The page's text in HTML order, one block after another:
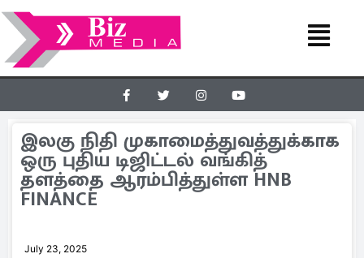
இலகு நிதி முகாமைத்துவத்துக்காக
ஒரு புதிய டிஜிட்டல் வங்கித்
தளத்தை ஆரம்பித்துள்ள HNB
FINANCE
July 23, 2025